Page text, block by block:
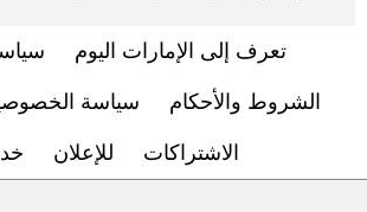
تعرف إلى الإمارات اليوم
الشروط والأحكام سياسة
الاشتراكات للإعلان